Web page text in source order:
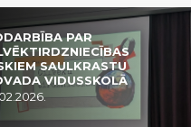
PAR
SAULKRASTU
VIDUSSKOLĀ